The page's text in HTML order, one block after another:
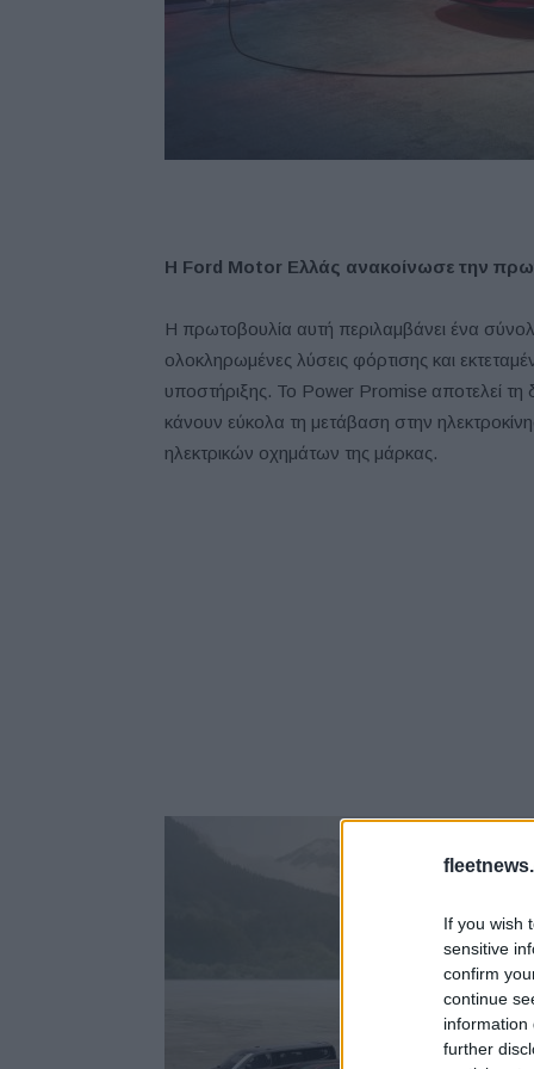
If you wish
sensitive
confirm
continue
information
further
H Ford Motor Ελλάς ανακοίνωσε την
Η πρωτοβουλία αυτή περιλαμβάνει ένα
ολοκληρωμένες λύσεις φόρτισης και
υποστήριξης. Το Power Promise αποτελεί
κάνουν εύκολα τη μετάβαση στην
ηλεκτρικών οχημάτων της μάρκας.